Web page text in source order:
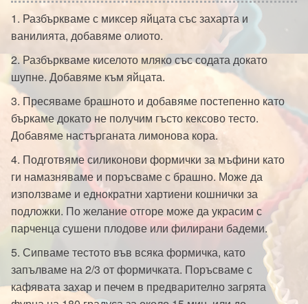
1. Разбъркваме с миксер яйцата със захарта и
ванилията, добавяме олиото.
2. Разбъркваме киселото мляко със содата докато
шупне. Добавяме към яйцата.
3. Пресяваме брашното и добавяме постепенно като
бъркаме докато не получим гъсто кексово тесто.
Добавяме настърганата лимонова кора.
4. Подготвяме силиконови формички за мъфини като
ги намазняваме и поръсваме с брашно. Може да
използваме и еднократни хартиени кошнички за
подложки. По желание отгоре може да украсим с
парченца сушени плодове или филирани бадеми.
5. Сипваме тестото във всяка формичка, като
запълваме на 2/3 от формичката. Поръсваме с
кафявата захар и печем в предварително загрята